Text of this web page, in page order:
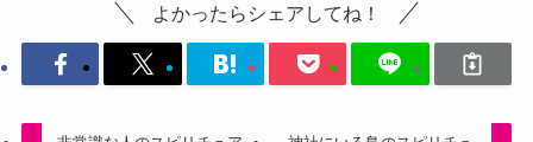
よかったらシェアしてね！